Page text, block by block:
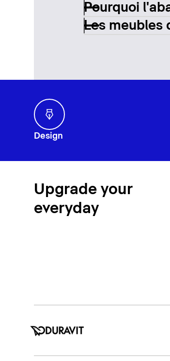
Pourquoi
Les meubles
Design
Upgrade your
everyday